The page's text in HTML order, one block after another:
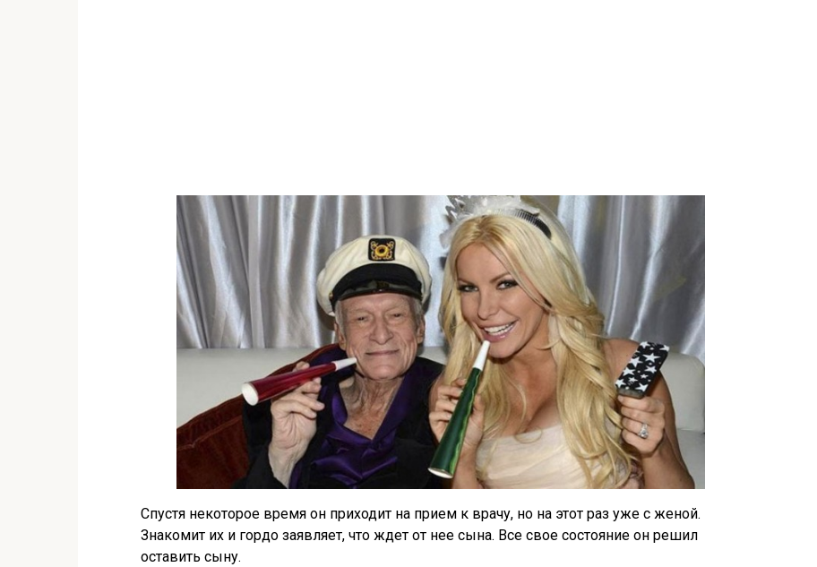
Спустя некоторое время он приходит на прием к врачу, но на этот раз уже с женой.
Знакомит их и гордо заявляет, что ждет от нее сына. Все свое состояние он решил
оставить сыну.